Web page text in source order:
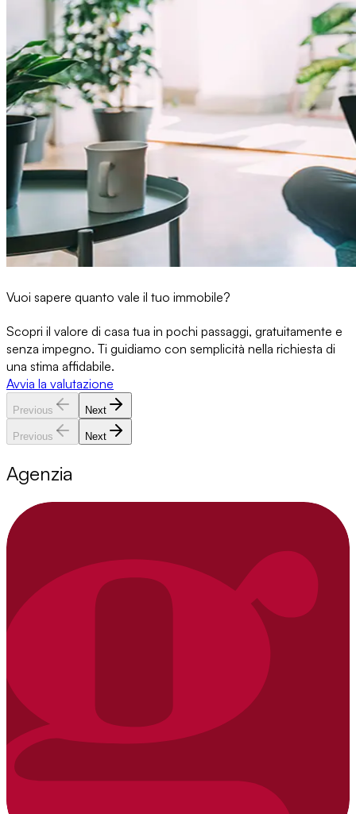
Vuoi sapere quanto vale il tuo immobile?
Scopri il valore di casa tua in pochi passaggi, gratuitamente e
senza impegno. Ti guidiamo con semplicità nella richiesta di
una stima affidabile.
Avvia la valutazione
Previous Next
Previous Next
Agenzia